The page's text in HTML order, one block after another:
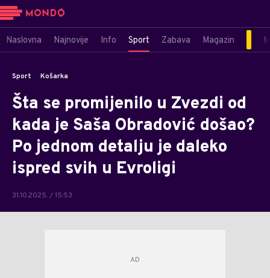
Naslovna Najnovije Info Sport Zabava Magazin
Sport Košarka
Šta se promijenilo u Zvezdi od
kada je Saša Obradović došao?
Po jednom detalju je daleko
ispred svih u Evroligi
31.10.2025. / 15:53